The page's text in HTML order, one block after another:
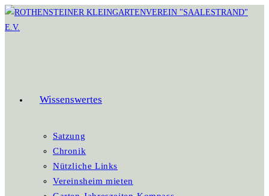
Zum
Inhalt
Wissenswertes
Satzung
Chronik
Nützliche Links
Vereinsheim mieten